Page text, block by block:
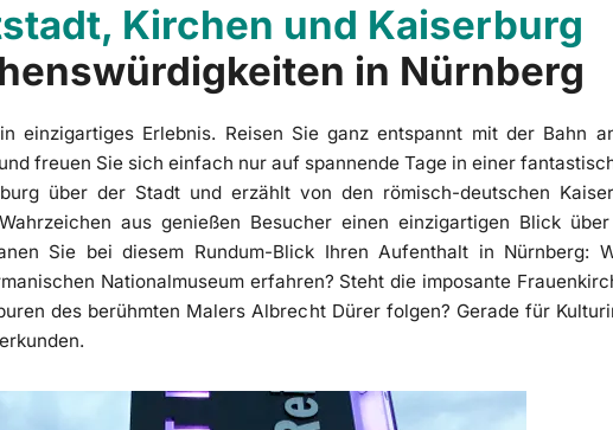
Kirchen und Kaiserburg
in Nürnberg
einzigartiges Erlebnis. Reisen Sie ganz entspannt mit der Bahn
freuen Sie sich einfach nur auf spannende Tage in einer
über der Stadt und erzählt von den römisch-deutschen
aus genießen Besucher einen einzigartigen Blick
Sie bei diesem Rundum-Blick Ihren Aufenthalt in Nürnberg:
Nationalmuseum erfahren? Steht die imposante
des berühmten Malers Albrecht Dürer folgen? Gerade für